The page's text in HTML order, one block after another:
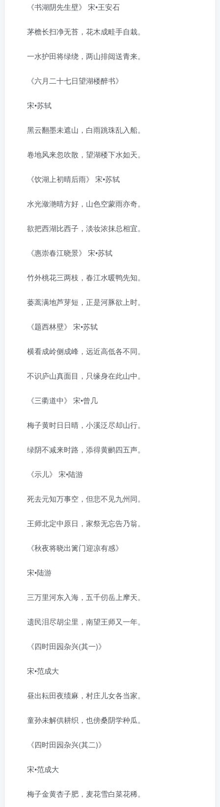
《书湖阴先生壁》 宋•王安石
茅檐长扫净无苔，花木成畦手自栽。
一水护田将绿绕，两山排闼送青来。
《六月二十七日望湖楼醉书》
宋•苏轼
黑云翻墨未遮山，白雨跳珠乱入船。
卷地风来忽吹散，望湖楼下水如天。
《饮湖上初晴后雨》 宋•苏轼
水光潋滟晴方好，山色空蒙雨亦奇。
欲把西湖比西子，淡妆浓抹总相宜。
《惠崇春江晓景》 宋•苏轼
竹外桃花三两枝，春江水暖鸭先知。
蒌蒿满地芦芽短，正是河豚欲上时。
《题西林壁》 宋•苏轼
横看成岭侧成峰，远近高低各不同。
不识庐山真面目，只缘身在此山中。
《三衢道中》 宋•曾几
梅子黄时日日晴，小溪泛尽却山行。
绿阴不减来时路，添得黄鹂四五声。
《示儿》 宋•陆游
死去元知万事空，但悲不见九州同。
王师北定中原日，家祭无忘告乃翁。
《秋夜将晓出篱门迎凉有感》
宋•陆游
三万里河东入海，五千仞岳上摩天。
遗民泪尽胡尘里，南望王师又一年。
《四时田园杂兴(其一)》
宋•范成大
昼出耘田夜绩麻，村庄儿女各当家。
童孙未解供耕织，也傍桑阴学种瓜。
《四时田园杂兴(其二)》
宋•范成大
梅子金黄杏子肥，麦花雪白菜花稀。